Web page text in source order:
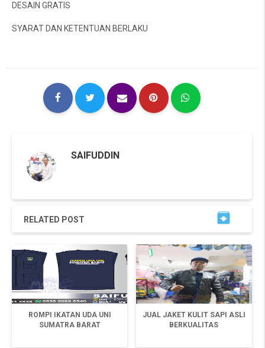
DESAIN GRATIS
SYARAT DAN KETENTUAN BERLAKU
SAIFUDDIN

RELATED POST
ROMPI IKATAN UDA UNI
SUMATRA BARAT
JUAL JAKET KULIT SAPI ASLI
BERKUALITAS